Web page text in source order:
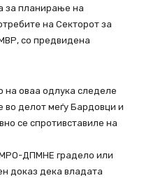
за планирање на
на Секторот за
со предвидена
на оваа одлука следеле
во делот меѓу Бардовци и
се спротивставиле на
ДПМНЕ градело или
доказ дека владата